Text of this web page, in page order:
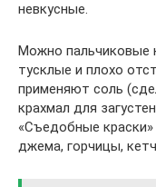
невкусные.
Можно пальчиковые
тусклые и плохо
применяют соль
крахмал для
«Съедобные
джема, горчицы,